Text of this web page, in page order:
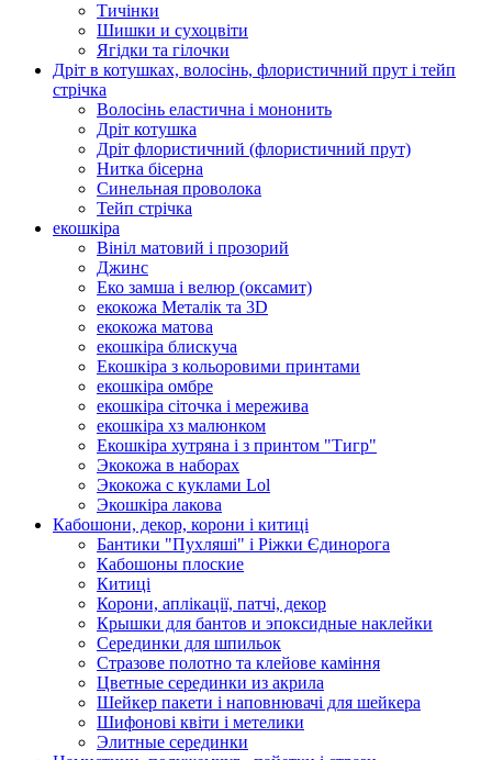
Тичінки
Шишки и сухоцвіти
Ягідки та гілочки
Дріт в котушках, волосінь, флористичний прут і тейп
стрічка
Волосінь еластична і мононить
Дріт котушка
Дріт флористичний (флористичний прут)
Нитка бісерна
Синельная проволока
Тейп стрічка
екошкіра
Вініл матовий і прозорий
Джинс
Еко замша і велюр (оксамит)
екокожа Металік та 3D
екокожа матова
екошкіра блискуча
Екошкіра з кольоровими принтами
екошкіра омбре
екошкіра сіточка і мережива
екошкіра хз малюнком
Екошкіра хутряна і з принтом "Тигр"
Экокожа в наборах
Экокожа с куклами Lol
Экошкiра лакова
Кабошони, декор, корони і китиці
Бантики "Пухляші" і Ріжки Єдинорога
Кабошоны плоские
Китиці
Корони, аплікації, патчі, декор
Крышки для бантов и эпоксидные наклейки
Серединки для шпильок
Стразове полотно та клейове каміння
Цветные серединки из акрила
Шейкер пакети і наповнювачі для шейкера
Шифонові квіти і метелики
Элитные серединки